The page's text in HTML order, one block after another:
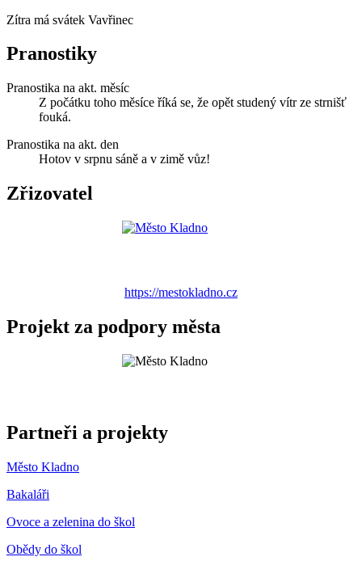
Zítra má svátek Vavřinec
Pranostiky
Pranostika na akt. měsíc
Z počátku toho měsíce říká se, že opět studený vítr ze strnišť
fouká.
Pranostika na akt. den
Hotov v srpnu sáně a v zimě vůz!
Zřizovatel
https://mestokladno.cz
Projekt za podpory města
Partneři a projekty
Město Kladno
Bakaláři
Ovoce a zelenina do škol
Obědy do škol